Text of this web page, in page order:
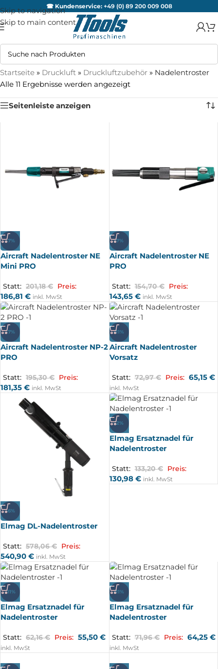
Skip to navigation
Skip to main content
☎ Kundenservice: +49 (0) 89 200 009 008
Startseite » Druckluft » Druckluftzubehör » Nadelentroster
Alle 11 Ergebnisse werden angezeigt
Seitenleiste anzeigen
-7%
Aircraft Nadelentroster NE
Mini PRO
Statt: 201,18€ Preis:
186,81 € inkl. MwSt
-7%
Aircraft Nadelentroster NE
PRO
Statt: 154,70€ Preis:
143,65 € inkl. MwSt
-7%
Aircraft Nadelentroster NP-2
PRO
Statt: 195,30€ Preis:
181,35 € inkl. MwSt
-11%
Aircraft Nadelentroster
Vorsatz
Statt: 72,97€ Preis: 65,15 €
inkl. MwSt
-6%
Elmag DL-Nadelentroster
Statt: 578,06€ Preis:
540,90 € inkl. MwSt
-2%
Elmag Ersatznadel für
Nadelentroster
Statt: 133,20€ Preis:
130,98 € inkl. MwSt
-11%
Elmag Ersatznadel für
Nadelentroster
Statt: 62,16€ Preis: 55,50 €
inkl. MwSt
-11%
Elmag Ersatznadel für
Nadelentroster
Statt: 71,96€ Preis: 64,25 €
inkl. MwSt